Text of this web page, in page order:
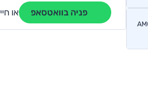
פניה בוואטסאפ או